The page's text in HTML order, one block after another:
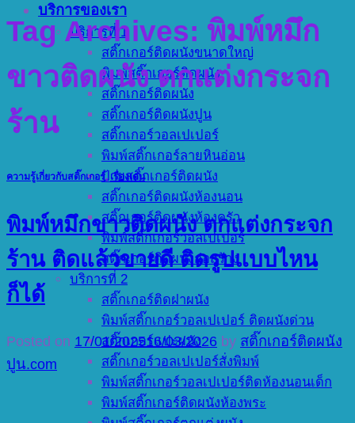
บริการของเรา
บริการที่ 1
สติ๊กเกอร์ติดผนังขนาดใหญ่
พิมพ์สติ๊กเกอร์ติดผนัง
สติ๊กเกอร์ติดผนัง
สติ๊กเกอร์ติดผนังปูน
สติ๊กเกอร์วอลเปเปอร์
พิมพ์สติ๊กเกอร์ลายหินอ่อน
ป้ายสติ๊กเกอร์ติดผนัง
สติ๊กเกอร์ติดผนังห้องนอน
สติ๊กเกอร์ติดผนังห้องครัว
พิมพ์สติ๊กเกอร์วอลเปเปอร์
สติ๊กเกอร์ติดผนังก่อสร้าง
บริการที่ 2
สติ๊กเกอร์ติดฝาผนัง
พิมพ์สติ๊กเกอร์วอลเปเปอร์ ติดผนังด่วน
สติ๊กเกอร์แปะผนัง
สติ๊กเกอร์วอลเปเปอร์สั่งพิมพ์
พิมพ์สติ๊กเกอร์วอลเปเปอร์ติดห้องนอนเด็ก
พิมพ์สติ๊กเกอร์ติดผนังห้องพระ
Tag Archives: พิมพ์หมึก
ขาวติดผนัง ตกแต่งกระจก
ร้าน
ความรู้เกี่ยวกับสติ๊กเกอร์, เรื่องเด่น
พิมพ์หมึกขาวติดผนัง ตกแต่งกระจก
ร้าน ติดแล้วขายดี ติดรูปแบบไหน
ก็ได้
Posted on 17/01/202516/03/2026 by สติ๊กเกอร์ติดผนัง
ปูน.com